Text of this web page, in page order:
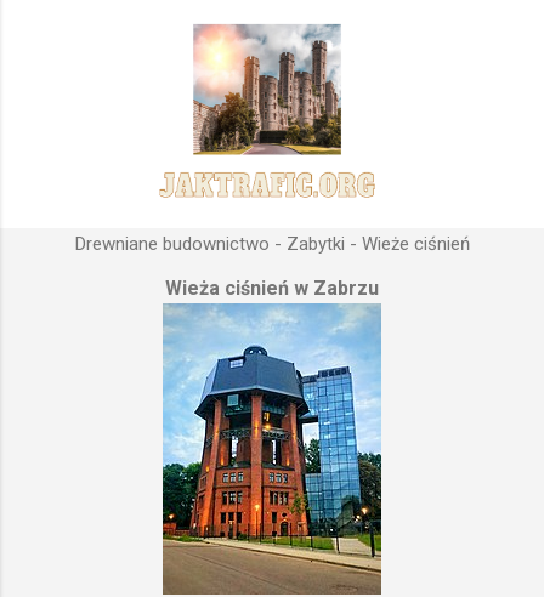
Drewniane budownictwo - Zabytki - Wieże ciśnień
Wieża ciśnień w Zabrzu